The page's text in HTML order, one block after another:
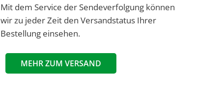
Mit dem Service der Sendeverfolgung können
wir zu jeder Zeit den Versandstatus Ihrer
Bestellung einsehen.
MEHR ZUM VERSAND